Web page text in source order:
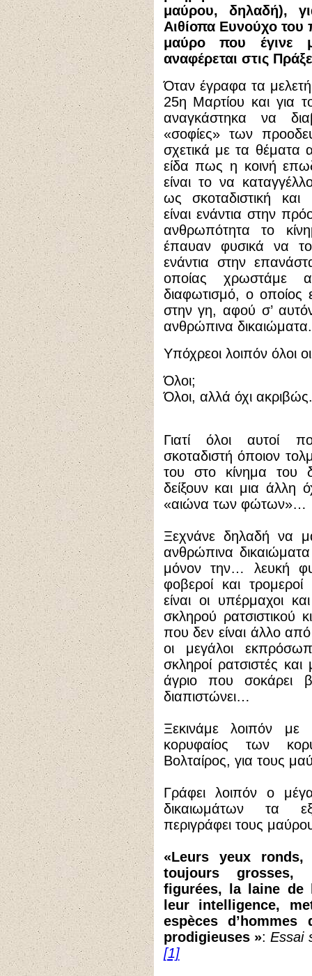
μαύρου, δηλαδή),
Αιθίοπα Ευνούχο
μαύρο που έγινε
αναφέρεται στις
Όταν έγραφα τα
25η Μαρτίου και για
αναγκάστηκα να
«σοφίες» των
σχετικά με τα θέματα
είδα πως η κοινή
είναι το να
ως σκοταδιστική και
είναι ενάντια στην
ανθρωπότητα το
έπαυαν φυσικά να
ενάντια στην
οποίας χρωστάμε
διαφωτισμό, ο οποίος
στην γη, αφού σ’
ανθρώπινα δικαιώματα.
Υπόχρεοι λοιπόν όλοι
Όλοι;
Όλοι, αλλά όχι ακριβώς.
Γιατί όλοι αυτοί
σκοταδιστή όποιον
του στο κίνημα του
δείξουν και μια άλλη
«αιώνα των φώτων»…
Ξεχνάνε δηλαδή να
ανθρώπινα
μόνον την… λευκή
φοβεροί και
είναι οι υπέρμαχοι
σκληρού ρατσιστικού
που δεν είναι άλλο από
οι μεγάλοι
σκληροί ρατσιστές
άγριο που σοκάρει
διαπιστώνει…
Ξεκινάμε λοιπόν
κορυφαίος των
Βολταίρος, για τους
Γράφει λοιπόν ο
δικαιωμάτων τα
περιγράφει τους
«Leurs yeux
toujours grosses,
figurées, la laine de
leur intelligence,
espèces
prodigieuses »:Essai
[1]